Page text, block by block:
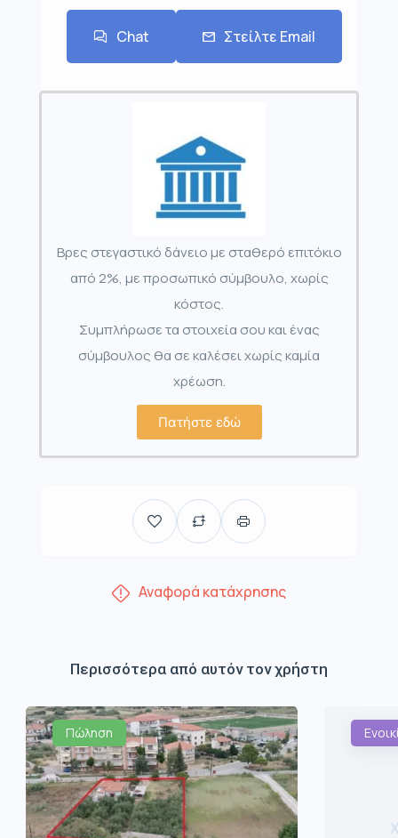
Chat Στείλτε Email
Βρες στεγαστικό δάνειο με σταθερό επιτόκιο
από 2%, με προσωπικό σύμβουλο, χωρίς
κόστος.
Συμπλήρωσε τα στοιχεία σου και ένας
σύμβουλος θα σε καλέσει χωρίς καμία
χρέωση.
Πατήστε εδώ
Αναφορά κατάχρησης
Περισσότερα από αυτόν τον χρήστη
Πώληση